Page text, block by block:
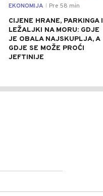
EKONOMIJA Pre 58 min
CIJENE HRANE, PARKINGA I
LEŽALJKI NA MORU: GDJE
JE OBALA NAJSKUPLJA, A
GDJE SE MOŽE PROĆI
JEFTINIJE